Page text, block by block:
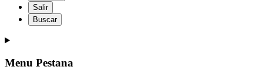
Salir
Buscar
Menu Pestana